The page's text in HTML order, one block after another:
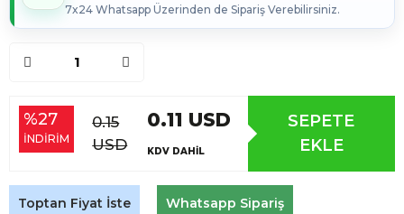
7x24 Whatsapp Üzerinden de Sipariş Verebilirsiniz.
%27
İNDİRİM
0.15
USD
0.11 USD
KDV DAHİL
SEPETE
EKLE
Toptan Fiyat İste Whatsapp Sipariş